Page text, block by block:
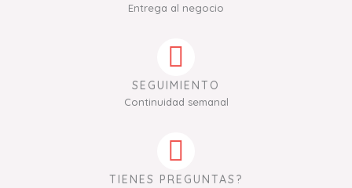
Entrega al negocio
SEGUIMIENTO
Continuidad semanal
TIENES PREGUNTAS?